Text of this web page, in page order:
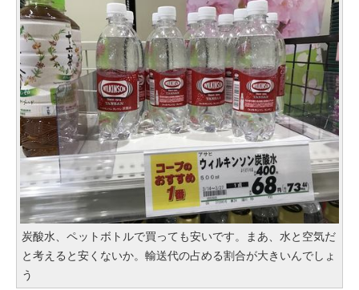
炭酸水、ペットボトルで買っても安いです。まあ、水と空気だ
と考えると安くないか。輸送代の占める割合が大きいんでしょ
う